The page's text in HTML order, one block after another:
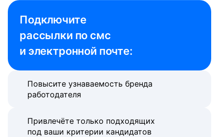
Подключите
рассылки по смс
и электронной почте:
Повысите узнаваемость бренда
работодателя
Привлечёте только подходящих
под ваши критерии кандидатов